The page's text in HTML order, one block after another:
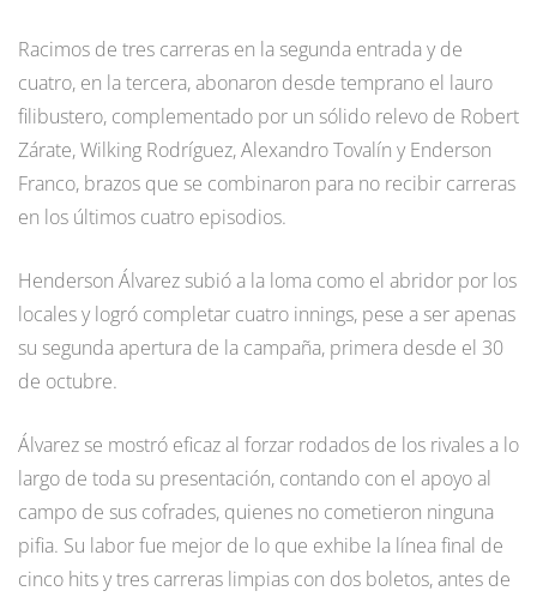
Racimos de tres carreras en la segunda entrada y de
cuatro, en la tercera, abonaron desde temprano el lauro
filibustero, complementado por un sólido relevo de Robert
Zárate, Wilking Rodríguez, Alexandro Tovalín y Enderson
Franco, brazos que se combinaron para no recibir carreras
en los últimos cuatro episodios.
Henderson Álvarez subió a la loma como el abridor por los
locales y logró completar cuatro innings, pese a ser apenas
su segunda apertura de la campaña, primera desde el 30
de octubre.
Álvarez se mostró eficaz al forzar rodados de los rivales a lo
largo de toda su presentación, contando con el apoyo al
campo de sus cofrades, quienes no cometieron ninguna
pifia. Su labor fue mejor de lo que exhibe la línea final de
cinco hits y tres carreras limpias con dos boletos, antes de